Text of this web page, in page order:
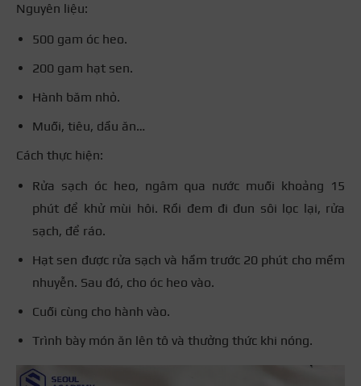
Nguyên liệu:
500 gam óc heo.
200 gam hạt sen.
Hành băm nhỏ.
Muối, tiêu, dầu ăn…
Cách thực hiện:
Rửa sạch óc heo, ngâm qua nước muối khoảng 15
phút để khử mùi hôi. Rồi đem đi đun sôi lọc lại, rửa
sạch, để ráo.
Hạt sen được rửa sạch và hầm trước 20 phút cho mềm
nhuyễn. Sau đó, cho óc heo vào.
Cuối cùng cho hành vào.
Trình bày món ăn lên tô và thưởng thức khi nóng.